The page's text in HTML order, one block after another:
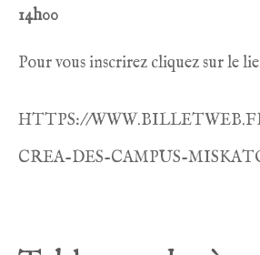
14h00
Pour vous inscrirez cliquez sur le
HTTPS://
CREA-DES-CAMPUS-